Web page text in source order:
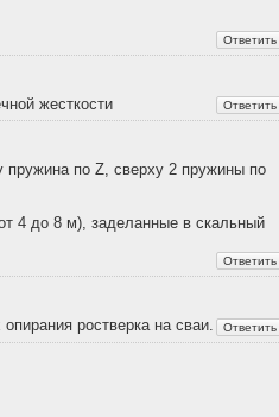
жесткости
по Z, сверху 2 пружины по
4 до 8 м), заделанные в скальный
ростверка на сваи.